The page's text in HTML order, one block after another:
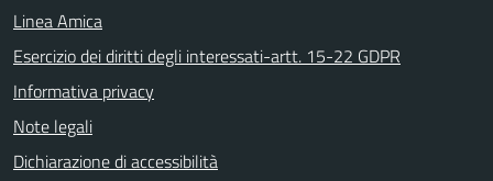
Linea Amica
Esercizio dei diritti degli interessati-artt. 15-22 GDPR
Informativa privacy
Note legali
Dichiarazione di accessibilità